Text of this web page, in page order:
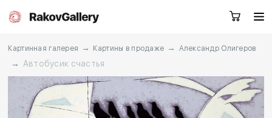
Москва
Картинная галерея → Картины в продаже → Александр Олигеров
→ Автобусик счастья